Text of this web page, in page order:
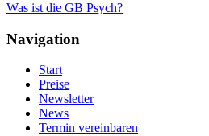
Was ist die GB Psych?
Navigation
Start
Preise
Newsletter
News
Termin vereinbaren